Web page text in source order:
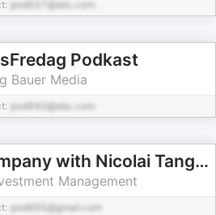
pod937@abc.com
Podkast
Bauer Media
pod840@abc.com
In Good Company with Nicolai Tangen
Management
pod695@gmail.com